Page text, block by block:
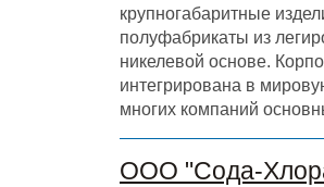
крупногабаритные
полуфабрикаты из
никелевой основе.
интегрирована в
многих компаний
ООО "Сода-